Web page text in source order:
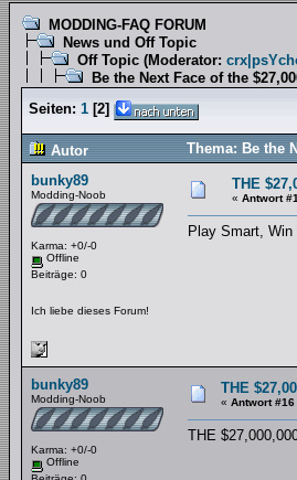
MODDING-FAQ FORUM
News und Off Topic
Off Topic (Moderator:
Be the Next Face of the
Seiten: 1 [2]
Autor
Thema: Be the
bunky89
Modding-Noob
Karma: +0/-0
Offline
Beiträge: 0
Ich liebe dieses Forum!
THE
« Antwort
Play Smart,
bunky89
Modding-Noob
Karma: +0/-0
Offline
THE
« Antwort #16
THE